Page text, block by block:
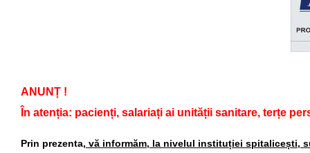
ANUNȚ !
În atenția: pacienți, salariați ai unității sanitare, terțe
Prin prezenta, vă informăm, la nivelul instituției spitalicești,